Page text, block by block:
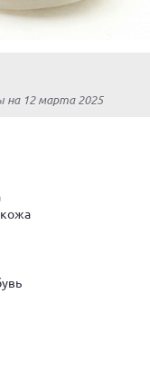
на 12 марта 2025